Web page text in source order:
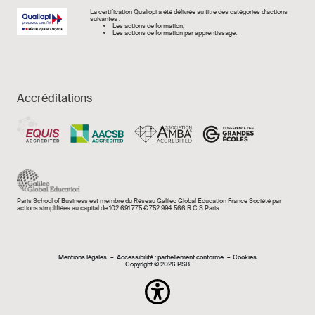
Image La certificationQualiopia été délivrée au titre des catégories d’actions
suivantes :
Les actions de formation,
Les actions de formation par apprentissage.
Accréditations
Paris School of Business est membre du Réseau Galileo Global Education France Société par
actions simplifiées au capital de 102 691 775 € 752 994 566 R.C.S Paris
Mentions légales
Mentions légales Accessibilité : partiellement conforme
Cookies
Copyright © 2026 PSB